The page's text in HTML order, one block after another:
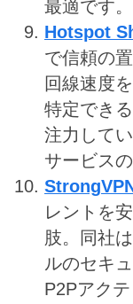
最適です。
Hotspot
で信頼の
回線速度
特定でき
注力して
サービス
レントを
肢。同社
ルのセキ
P2Pアク